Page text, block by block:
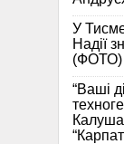
У
Надії
(ФОТО)
“Ваші
Калуша